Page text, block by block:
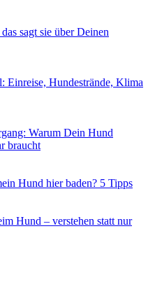
sagt sie über Deinen
Einreise, Hundestrände, Klima
Warum Dein Hund
brauchtKeine
Überforderung
Warum
Hund hier baden? 5 Tipps
Hund – verstehen statt nur